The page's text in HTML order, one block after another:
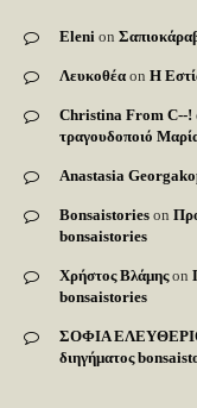
Eleni on
Λευκοθέα on Η
Christina From C--!
τραγουδοποιό
Anastasia
Bonsaistories on
bonsaistories
Χρήστος Βλάμηςon
bonsaistories
ΣΟΦΙΑ
διηγήματος